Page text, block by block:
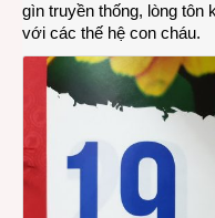
gìn truyền thống, lòng tôn
với các thế hệ con cháu.